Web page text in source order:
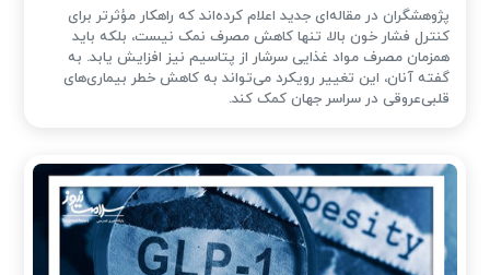
پژوهشگران در مقاله‌ای جدید اعلام کرده‌اند که راهکار مؤثرتر برای
کنترل فشار خون بالا، تنها کاهش مصرف نمک نیست، بلکه باید
همزمان مصرف مواد غذایی سرشار از پتاسیم نیز افزایش یابد. به
گفته آنان، این تغییر رویکرد می‌تواند به کاهش خطر بیماری‌های
قلبی‌عروقی در سراسر جهان کمک کند.